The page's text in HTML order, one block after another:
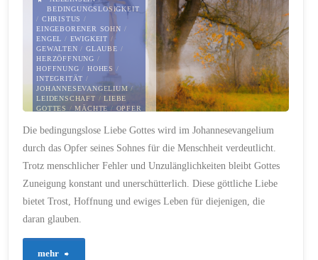
BEDINGUNGSLOSIGKEIT
/ CHRISTUS /
EINGEBORENER SOHN /
ENGEL / EWIGKEIT /
GEWALTEN / GLAUBE /
HERZÖFFNUNG /
HOFFNUNG / HOHES /
INTEGRITÄT /
JOHANNESEVANGELIUM/
LEIDENSCHAFT /LIEBE
GOTTES /MÄCHTE/ OPFER
TIEFES/TOD/TROST/
VERGEBUNG
WELT
27. SEPTEMBER 2023
Die bedingungslose Liebe Gottes wird im Johannesevangelium
durch das Opfer seines Sohnes für die Menschheit verdeutlicht.
Trotz menschlicher Fehler und Unzulänglichkeiten bleibt Gottes
Zuneigung konstant und unerschütterlich. Diese göttliche Liebe
bietet Trost, Hoffnung und ewiges Leben für diejenigen, die
daran glauben.
mehr